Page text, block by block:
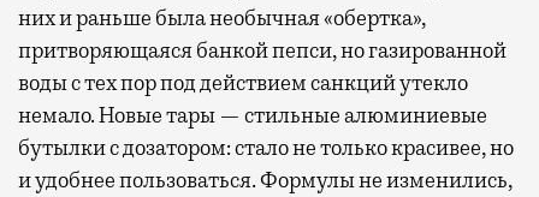
них и раньше была необычная «обертка»,
притворяющаяся банкой пепси, но газированной
воды с тех пор под действием санкций утекло
немало. Новые тары — стильные алюминиевые
бутылки с дозатором: стало не только красивее, но
и удобнее пользоваться. Формулы не изменились,